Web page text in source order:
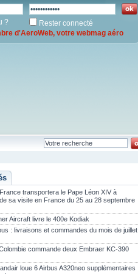
?
Rester connecté
d'AeroWeb, votre webmag aéro
transportera le Pape Léon XIV à
sa visite en France du 25 au 28 septembre
Aircraft livre le 400e Kodiak
: livraisons et commandes du mois de juillet
commande deux Embraer KC-390
loue 6 Airbus A320neo supplémentaires